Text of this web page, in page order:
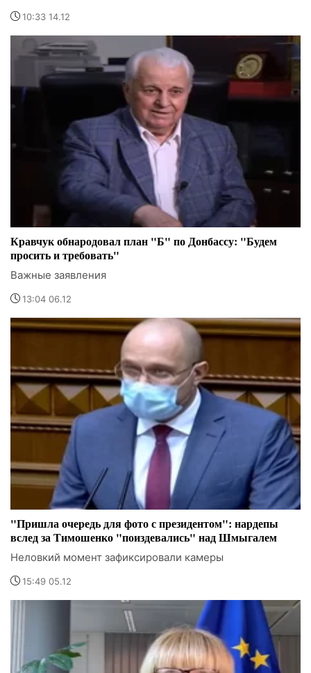
10:33 14.12
Кравчук обнародовал план "Б" по Донбассу: "Будем
просить и требовать"
Важные заявления
13:04 06.12
"Пришла очередь для фото с президентом": нардепы
вслед за Тимошенко "поиздевались" над Шмыгалем
Неловкий момент зафиксировали камеры
15:49 05.12